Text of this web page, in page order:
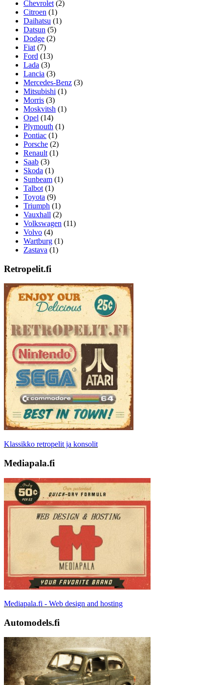
Chevrolet (2)
Citroen (1)
Daihatsu (1)
Datsun (5)
Dodge (2)
Fiat (7)
Ford (13)
Lada (3)
Lancia (3)
Mercedes-Benz (3)
Mitsubishi (1)
Morris (3)
Moskvitsh (1)
Opel (14)
Plymouth (1)
Pontiac (1)
Porsche (2)
Renault (1)
Saab (3)
Skoda (1)
Sunbeam (1)
Talbot (1)
Toyota (9)
Triumph (1)
Vauxhall (2)
Volkswagen (11)
Volvo (4)
Wartburg (1)
Zastava (1)
Retropelit.fi
Klassikko retropelit ja konsolit
Mediapala.fi
Mediapala.fi - Web design and hosting
Automodels.fi